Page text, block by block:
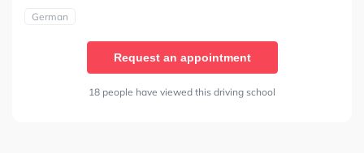
German
Request an appointment
18 people have viewed this driving school